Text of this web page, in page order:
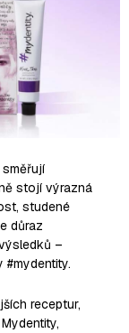
stojí výrazná
studené
důraz
–
receptur,